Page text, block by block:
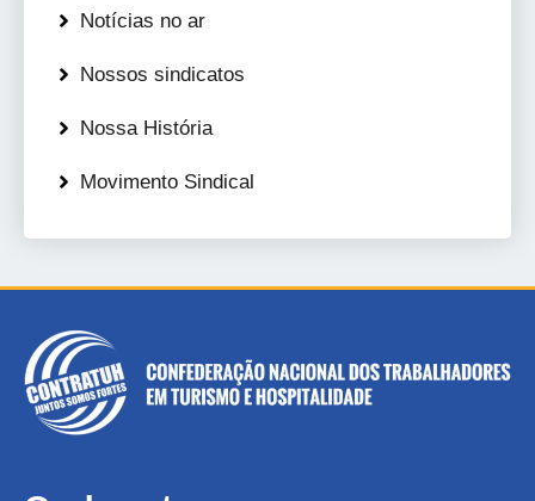
Notícias no ar
Nossos sindicatos
Nossa História
Movimento Sindical